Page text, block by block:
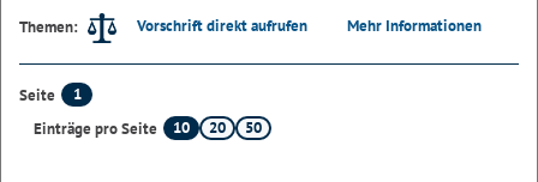
Themen:
Vorschrift direkt aufrufen Mehr Informationen
Seite
1
Einträge pro Seite
10 20 50